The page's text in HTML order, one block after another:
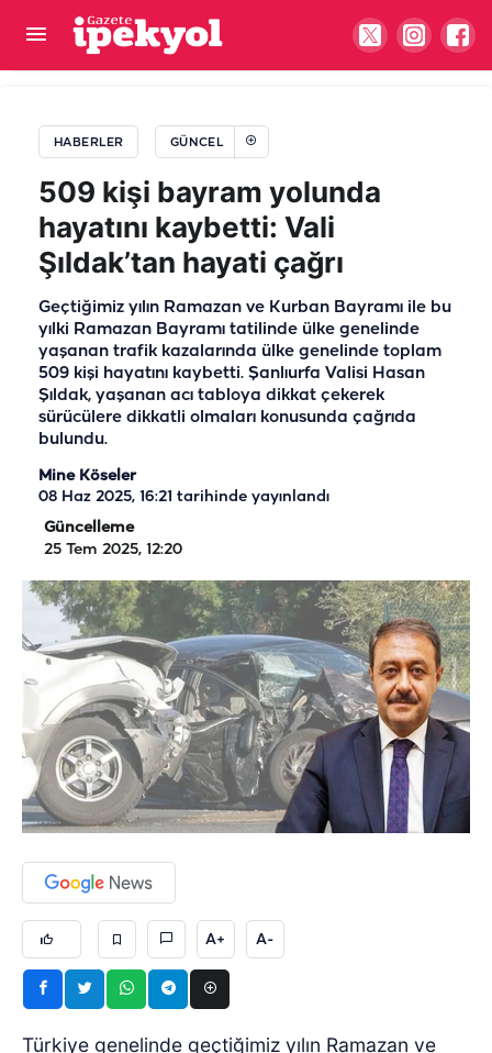
HABERLER GÜNCEL
509 kişi bayram yolunda
hayatını kaybetti: Vali
Şıldak’tan hayati çağrı
Geçtiğimiz yılın Ramazan ve Kurban Bayramı ile bu
yılki Ramazan Bayramı tatilinde ülke genelinde
yaşanan trafik kazalarında ülke genelinde toplam
509 kişi hayatını kaybetti. Şanlıurfa Valisi Hasan
Şıldak, yaşanan acı tabloya dikkat çekerek
sürücülere dikkatli olmaları konusunda çağrıda
bulundu.
Mine Köseler
08 Haz 2025, 16:21 tarihinde yayınlandı
Güncelleme
25 Tem 2025, 12:20
A+ A-
Türkiye genelinde geçtiğimiz yılın Ramazan ve
Şanlıurfa vekili sınırda verilen 155 doları Bakan